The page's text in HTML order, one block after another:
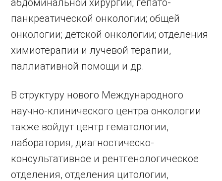
панкреатической онкологии; общей
онкологии; детской онкологии; отделения
химиотерапии и лучевой терапии,
паллиативной помощи и др.
В структуру нового Международного
научно-клинического центра онкологии
также войдут центр гематологии,
лаборатория, диагностическо-
консультативное и рентгенологическое
отделения, отделения цитологии,